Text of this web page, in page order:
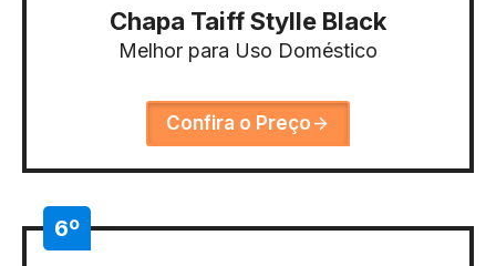
Chapa Taiff Stylle Black
Melhor para Uso Doméstico
Confira o Preço
6º